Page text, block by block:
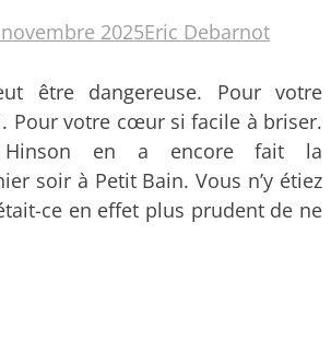
2025Eric Debarnot
être dangereuse. Pour votre
Pour votre cœur si facile à briser.
en a encore fait la
soir à Petit Bain. Vous n’y étiez
ce en effet plus prudent de ne